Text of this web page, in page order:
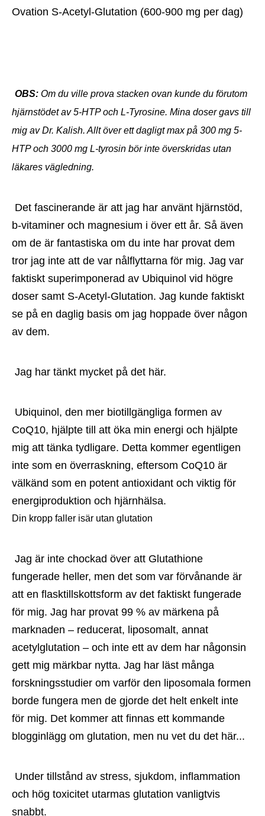
Ovation S-Acetyl-Glutation (600-900 mg per dag)
OBS: Om du ville prova stacken ovan kunde du förutom
hjärnstödet av 5-HTP och L-Tyrosine. Mina doser gavs till
mig av Dr. Kalish. Allt över ett dagligt max på 300 mg 5-
HTP och 3000 mg L-tyrosin bör inte överskridas utan
läkares vägledning.
b-vitaminer och magnesium i över ett år. Så även
om de är fantastiska om du inte har provat dem
tror jag inte att de var nålflyttarna för mig. Jag var
faktiskt superimponerad av Ubiquinol vid högre
doser samt S-Acetyl-Glutation. Jag kunde faktiskt
se på en daglig basis om jag hoppade över någon
av dem.
Jag har tänkt mycket på det här.
CoQ10, hjälpte till att öka min energi och hjälpte
mig att tänka tydligare. Detta kommer egentligen
inte som en överraskning, eftersom CoQ10 är
välkänd som en potent antioxidant och viktig för
energiproduktion och hjärnhälsa.
Din kropp faller isär utan glutation
fungerade heller, men det som var förvånande är
att en flasktillskottsform av det faktiskt fungerade
för mig. Jag har provat 99 % av märkena på
marknaden – reducerat, liposomalt, annat
acetylglutation – och inte ett av dem har någonsin
gett mig märkbar nytta. Jag har läst många
forskningsstudier om varför den liposomala formen
borde fungera men de gjorde det helt enkelt inte
för mig. Det kommer att finnas ett kommande
blogginlägg om glutation, men nu vet du det här...
och hög toxicitet utarmas glutation vanligtvis
snabbt.